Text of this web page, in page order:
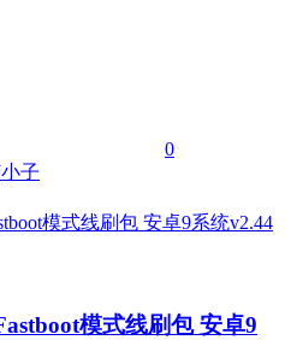
0
子
模式线刷包 安卓9